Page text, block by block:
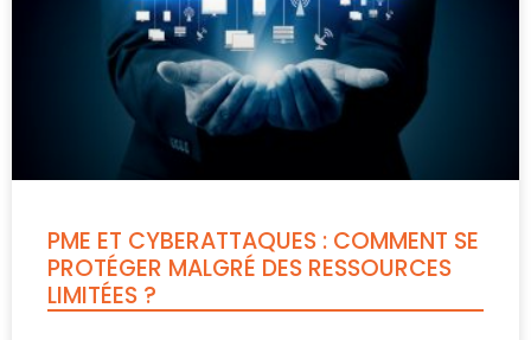
PME ET CYBERATTAQUES : COMMENT SE
PROTÉGER MALGRÉ DES RESSOURCES
LIMITÉES ?